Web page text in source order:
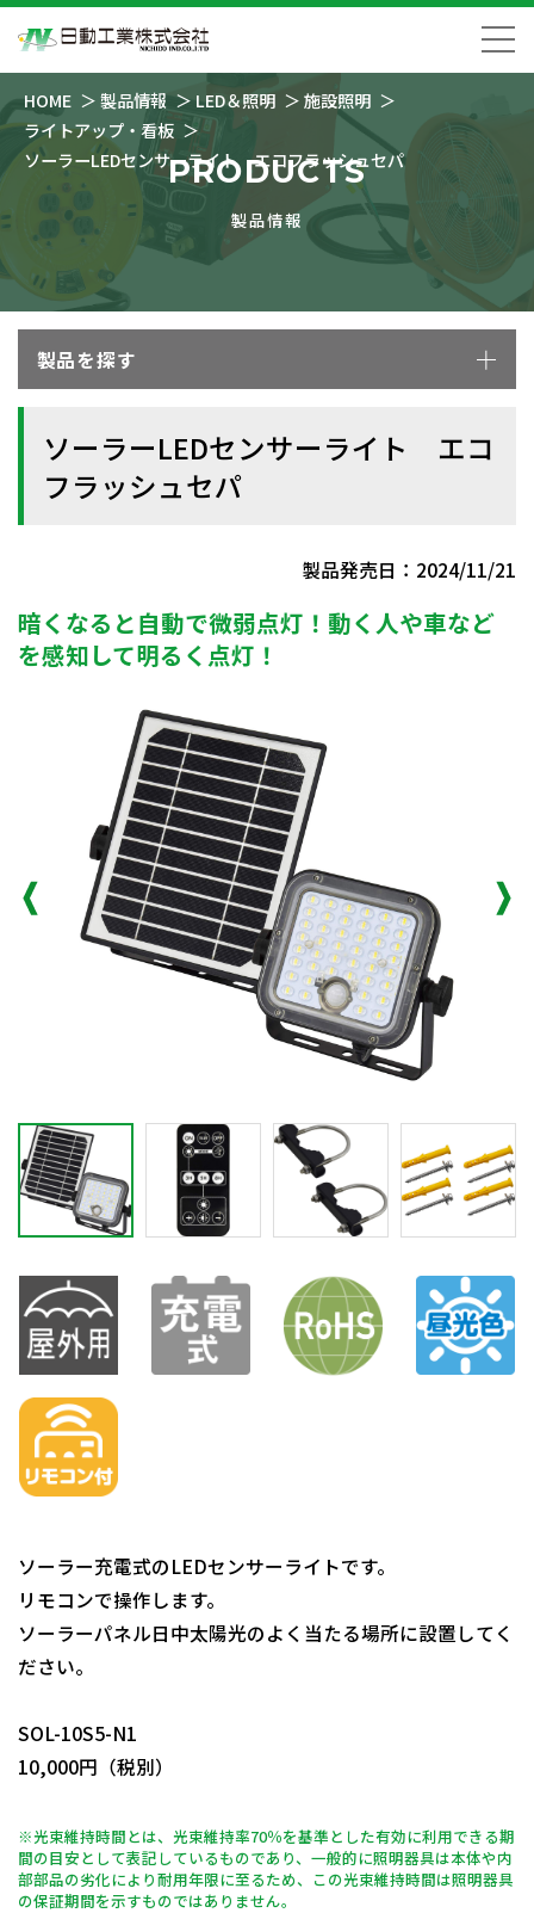
HOME 製品情報 LED＆照明
施設照明
ライトアップ・看板
ソーラーLEDセンサーライト エコフラッシュセパ
PRODUCTS
製品情報
製品を探す
ソーラーLEDセンサーライト エコ
フラッシュセパ
製品発売日：2024/11/21
暗くなると自動で微弱点灯！動く人や車など
を感知して明るく点灯！
ソーラー充電式のLEDセンサーライトです。
リモコンで操作します。
ソーラーパネル日中太陽光のよく当たる場所に設置してく
ださい。
SOL-10S5-N1
10,000円（税別）
※光束維持時間とは、光束維持率70％を基準とした有効に利用できる期
間の目安として表記しているものであり、一般的に照明器具は本体や内
部部品の劣化により耐用年限に至るため、この光束維持時間は照明器具
の保証期間を示すものではありません。